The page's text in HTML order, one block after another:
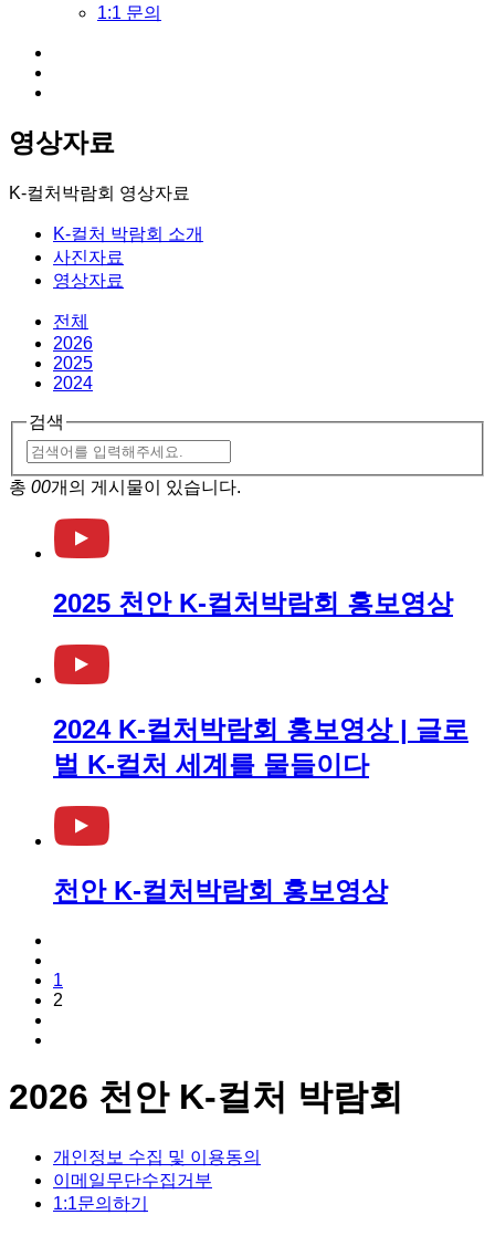
1:1 문의
영상자료
K-컬처박람회 영상자료
K-컬처 박람회 소개
사진자료
영상자료
전체
2026
2025
2024
검색
총 00개의 게시물이 있습니다.
2025 천안 K-컬처박람회 홍보영상
2024 K-컬처박람회 홍보영상 | 글로
벌 K-컬처 세계를 물들이다
천안 K-컬처박람회 홍보영상
1
2
2026 천안 K-컬처 박람회
개인정보 수집 및 이용동의
이메일무단수집거부
1:1문의하기